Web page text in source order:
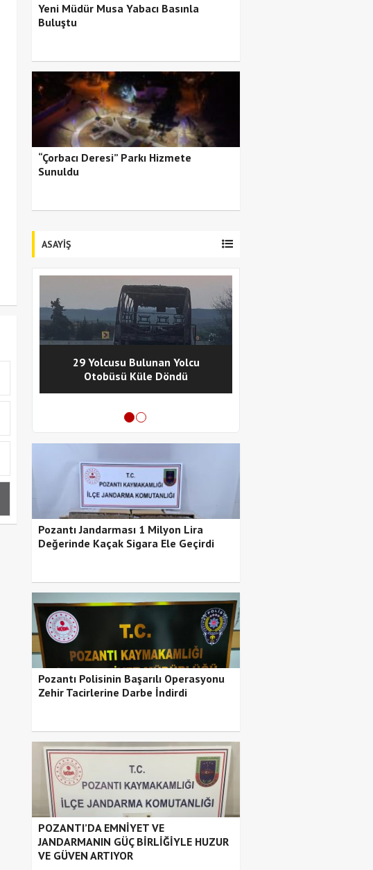
Yeni Müdür Musa Yabacı Basınla
Buluştu
“Çorbacı Deresi” Parkı Hizmete
Sunuldu
ASAYİŞ
29 Yolcusu Bulunan Yolcu
Otobüsü Küle Döndü
Pozantı Jandarması 1 Milyon Lira
Değerinde Kaçak Sigara Ele Geçirdi
Pozantı Polisinin Başarılı Operasyonu
Zehir Tacirlerine Darbe İndirdi
POZANTI’DA EMNİYET VE
JANDARMANIN GÜÇ BİRLİĞİYLE HUZUR
VE GÜVEN ARTIYOR